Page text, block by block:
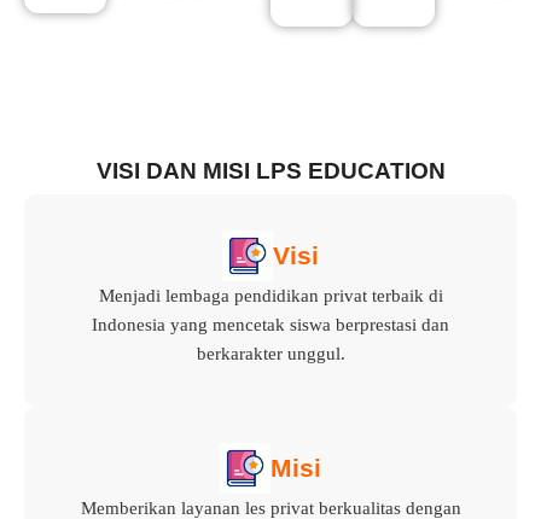
VISI DAN MISI LPS EDUCATION
Visi
Menjadi lembaga pendidikan privat terbaik di
Indonesia yang mencetak siswa berprestasi dan
berkarakter unggul.
Misi
Memberikan layanan les privat berkualitas dengan